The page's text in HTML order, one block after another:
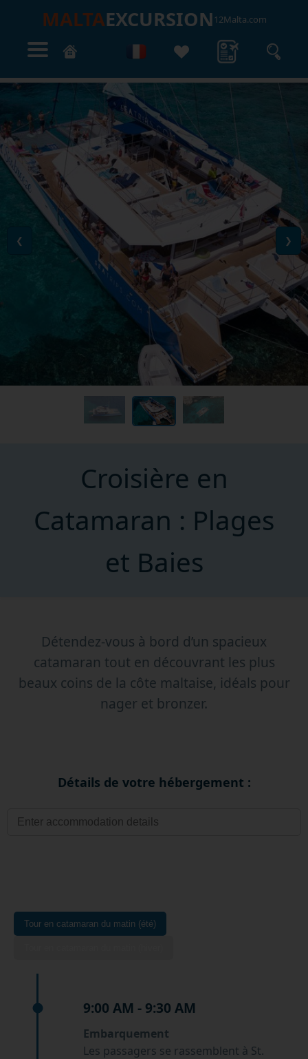
MALTAEXCURSION 12Malta.com
❮ ❯
Croisière en
Catamaran : Plages
et Baies
Détendez-vous à bord d’un spacieux
catamaran tout en découvrant les plus
beaux coins de la côte maltaise, idéals pour
nager et bronzer.
Détails de votre hébergement :
Tour en catamaran du matin (été)
9:00 AM - 9:30 AM
Embarquement
Les passagers se rassemblent à St.